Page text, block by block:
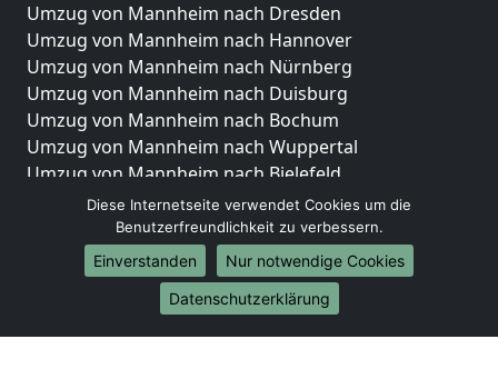
Umzug von Mannheim nach Dresden
Umzug von Mannheim nach Hannover
Umzug von Mannheim nach Nürnberg
Umzug von Mannheim nach Duisburg
Umzug von Mannheim nach Bochum
Umzug von Mannheim nach Wuppertal
Umzug von Mannheim nach Bielefeld
Umzug von Mannheim nach Bonn
Umzug von Mannheim nach Münster
Internationale-Umzüge
Umzug von Mannheim nach Brasilien
Umzug von Mannheim nach Brunei Darussalam
Diese Internetseite verwendet Cookies um die
Benutzerfreundlichkeit zu verbessern.
Einverstanden
Nur notwendige Cookies
Datenschutzerklärung